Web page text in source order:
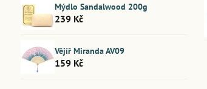
Mýdlo Sandalwood 200g
239 Kč
Vějíř Miranda AV09
159 Kč